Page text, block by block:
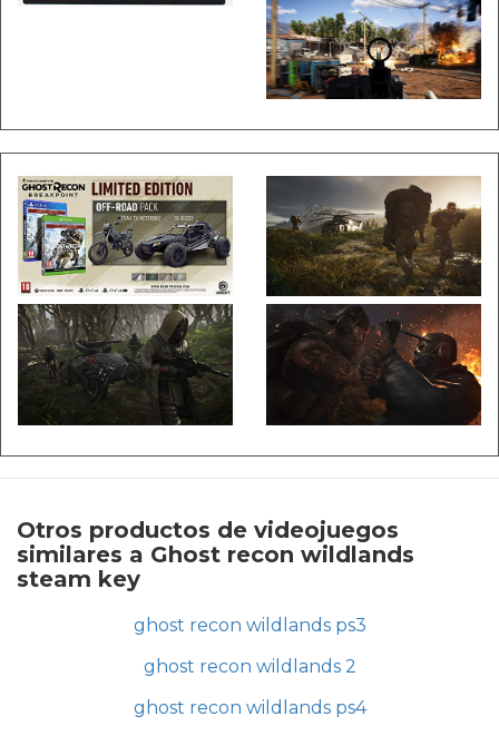
Otros productos de videojuegos
similares a Ghost recon wildlands
steam key
ghost recon wildlands ps3
ghost recon wildlands 2
ghost recon wildlands ps4